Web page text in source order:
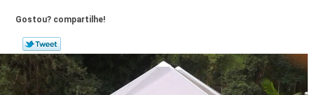
Gostou? compartilhe!